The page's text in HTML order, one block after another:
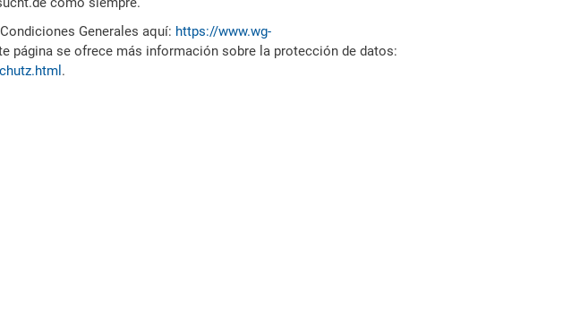
Generales aquí: https://www.wg-
página se ofrece más información sobre la protección de datos:
.